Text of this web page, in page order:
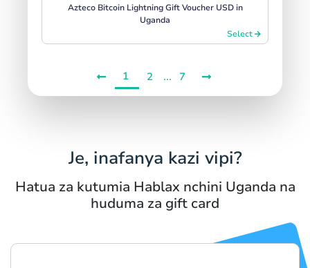
Azteco Bitcoin Lightning Gift Voucher USD in
Uganda
Select
1 2 ... 7
Je, inafanya kazi vipi?
Hatua za kutumia Hablax nchini Uganda na
huduma za gift card